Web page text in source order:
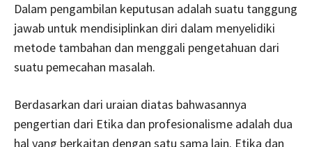
Dalam pengambilan keputusan adalah suatu tanggung
jawab untuk mendisiplinkan diri dalam menyelidiki
metode tambahan dan menggali pengetahuan dari
suatu pemecahan masalah.
Berdasarkan dari uraian diatas bahwasannya
pengertian dari Etika dan profesionalisme adalah dua
hal yang berkaitan dengan satu sama lain. Etika dan